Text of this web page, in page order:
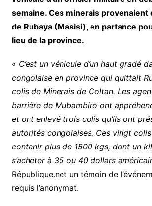
semaine. Ces minerais provenaient
de Rubaya (Masisi), en partance
lieu de la province.
« C’est un véhicule d’un haut gradé
congolaise en province qui quittait
colis de Minerais de Coltan. Les
barrière de Mubambiro ont
et ont enlevé trois colis qu’ils ont
autorités congolaises. Ces vingt
contenir plus de 1500 kgs, dont un
s’acheter à 35 ou 40 dollars
République.net un témoin de
requis l’anonymat.